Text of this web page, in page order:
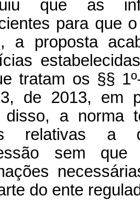
que as
para que
a proposta
tratam os §§
de 2013, em
disso, a norma
relativas a
sem
do ente